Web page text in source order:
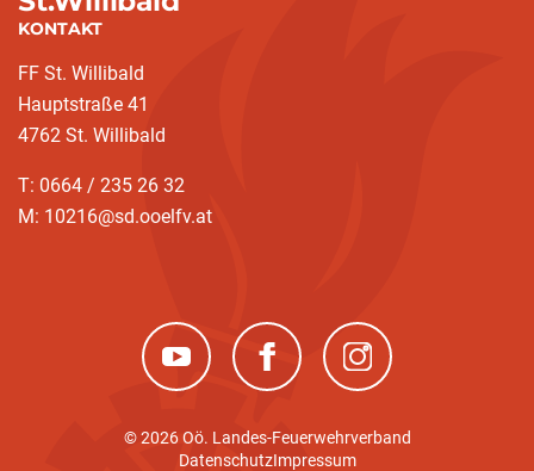
KONTAKT
FF St. Willibald
Hauptstraße 41
4762 St. Willibald
T: 0664 / 235 26 32
M: 10216@sd.ooelfv.at
(neues Fenster)(neues Fenster)(neues Fenster)
© 2026 Oö. Landes-Feuerwehrverband
DatenschutzImpressum